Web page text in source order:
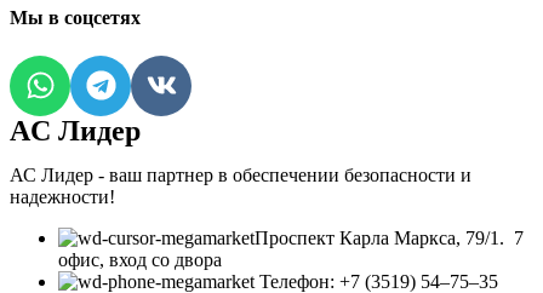
Мы в соцсетях
AC Лидер
АС Лидер - ваш партнер в обеспечении безопасности и
надежности!
​Проспект Карла Маркса, 79/1. 7
офис, вход со двора
Телефон: +7 (3519) 54‒75‒35